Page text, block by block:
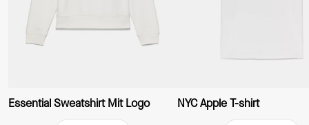
Essential Sweatshirt Mit Logo NYC Apple T-shirt